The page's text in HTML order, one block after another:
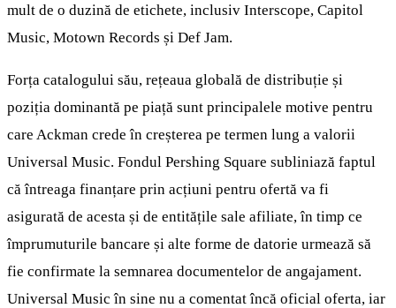
mult de o duzină de etichete, inclusiv Interscope, Capitol
Music, Motown Records și Def Jam.
Forța catalogului său, rețeaua globală de distribuție și
poziția dominantă pe piață sunt principalele motive pentru
care Ackman crede în creșterea pe termen lung a valorii
Universal Music. Fondul Pershing Square subliniază faptul
că întreaga finanțare prin acțiuni pentru ofertă va fi
asigurată de acesta și de entitățile sale afiliate, în timp ce
împrumuturile bancare și alte forme de datorie urmează să
fie confirmate la semnarea documentelor de angajament.
Universal Music în sine nu a comentat încă oficial oferta, iar